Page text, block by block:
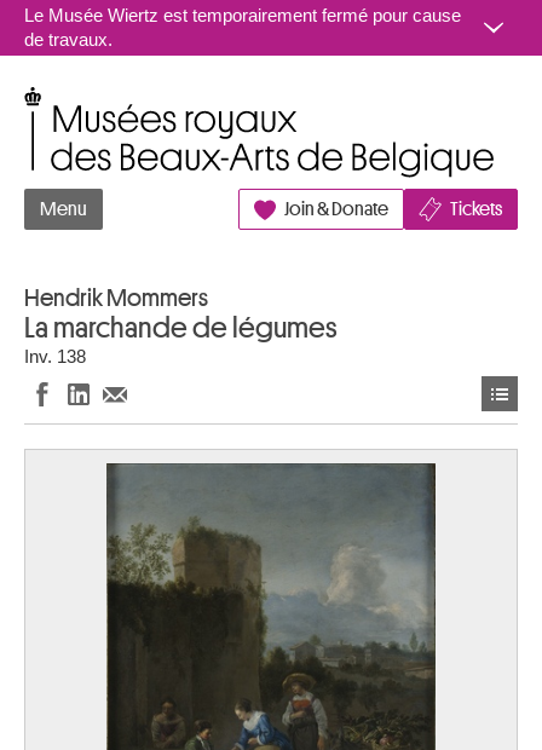
Aller au contenu
Le Musée Wiertz est temporairement fermé pour cause
de travaux.
Menu Join & Donate Tickets
Hendrik Mommers
La marchande de légumes
Inv. 138